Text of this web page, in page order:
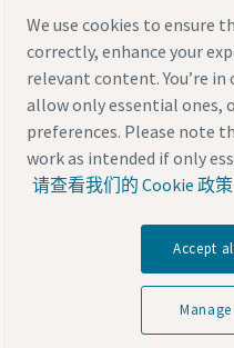
如需了解更多
法律和隐私声明 Manage
沪ICP备15004877号-1沪公
© 2026 阿特拉斯·科普柯（
探索阿特拉斯·科普柯集
访问Atlas Copco Group
We use cookies to ensure
correctly, enhance your
relevant content. You’re
allow only essential ones,
preferences. Please note
work as intended if only
请查看我们的 Cookie 政策
Accept